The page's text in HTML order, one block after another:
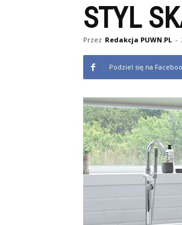
STYL
Przez Redakcja PUWN.PL -
Podziel się na